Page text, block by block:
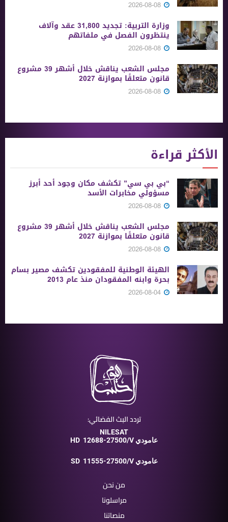
وزارة التربية: تجديد 31,800 عقد وآلاف
ينتظرون الفصل في ملفاتهم
مجلس الشعب يناقش خلال أشهر 39 مشروع
قانون متعلقًا بموازنة 2027
الأكثر قراءة
“بي بي سي” تكشف مكان وجود أحد أبرز
مسؤولي مخابرات الأسد
مجلس الشعب يناقش خلال أشهر 39 مشروع
قانون متعلقًا بموازنة 2027
الهيئة الوطنية للمفقودين تكشف مصير بسام
بحرة وابنه المفقودان منذ عام 2013
تردد البث الفضائي:
NILESAT
HD
12688-27500/V عامودي
SD 11555-27500/V عامودي
من نحن
مراسلونا
منصاتنا